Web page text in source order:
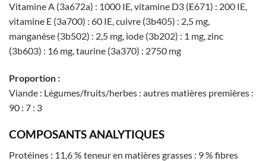
Vitamine A (3a672a) : 1000 IE, vitamine D3 (E671) : 200 IE,
vitamine E (3a700) : 60 IE, cuivre (3b405) : 2,5 mg,
manganèse (3b502) : 2,5 mg, iode (3b202) : 1 mg, zinc
(3b603) : 16 mg, taurine (3a370) : 2750 mg
Proportion :
Viande : Légumes/fruits/herbes : autres matières premières :
90 : 7 : 3
COMPOSANTS ANALYTIQUES
Protéines : 11,6 % teneur en matières grasses : 9 % fibres